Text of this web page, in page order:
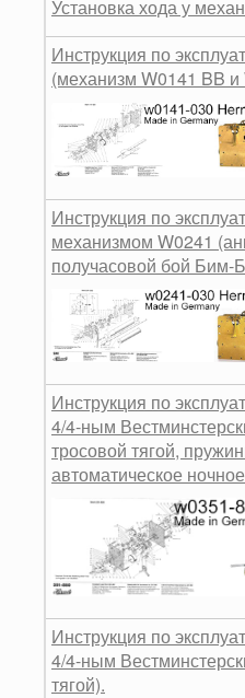
Установка хода у
Инструкция по
(механизм W0141 BB
Инструкция по
механизмом W0241
получасовой бой Бим-
Инструкция по
4/4-ным
тросовой тягой,
автоматическое
Инструкция по
4/4-ным
тягой).